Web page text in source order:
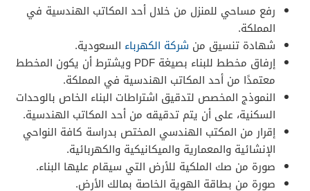
رفع مساحي للمنزل من خلال أحد المكاتب الهندسية في
المملكة.
شهادة تنسيق من شركة الكهرباء السعودية.
إرفاق مخطط للبناء بصيغة PDF ويشترط أن يكون المخطط
معتمدًا من أحد المكاتب الهندسية في المملكة.
النموذج المخصص لتدقيق اشتراطات البناء الخاص بالوحدات
السكنية، على أن يتم تدقيقه من أحد المكاتب الهندسية.
إقرار من المكتب الهندسي المختص بدراسة كافة النواحي
الإنشائية والمعمارية والميكانيكية والكهربائية.
صورة من صك الملكية للأرض التي سيقام عليها البناء.
صورة من بطاقة الهوية الخاصة بمالك الأرض.